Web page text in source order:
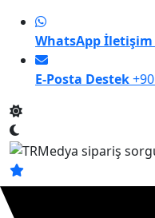
WhatsApp İletişim
E-Posta Destek